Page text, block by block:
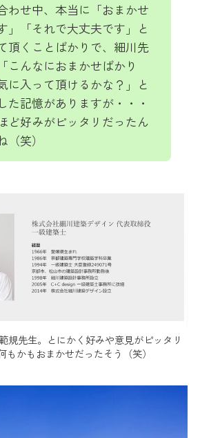
わせ中、本当に「おまかせ
」「それで大丈夫です」と
頂くことばかりで、細川先
こんなにおまかせばかり
に入って頂けるかな？」と
た記憶がありますが・・・
ど好みがピッタリだったん
（笑）
規先生。とにかく好みや意見がピッタリ
もかもおまかせだったそう（笑）